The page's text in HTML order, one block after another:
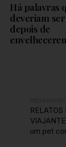
Há palavras
deveriam
depois de
um pet